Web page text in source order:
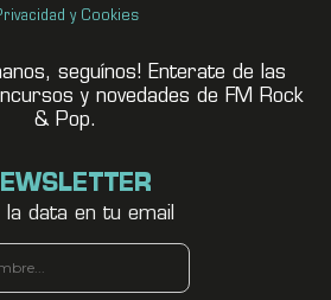
y Cookies
seguínos! Enterate de las
y novedades de FM Rock
& Pop.
la data en tu email